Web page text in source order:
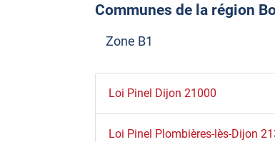
Communes de la région
Zone B1
Loi Pinel Dijon 21000
Loi Pinel Plombières-lès-Dijon